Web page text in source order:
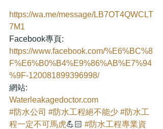
https://wa.me/message/LB7OT4QWCLT
7M1
Facebook專頁:
https://www.facebook.com/%E6%BC%8
F%E6%B0%B4%E9%86%AB%E7%94
%9F-120081899396998/
網站:
Waterleakagedoctor.com
#防水公司 #防水工程絕不能少 #防水工
程一定不可馬虎💪🏻 #防水工程專業資